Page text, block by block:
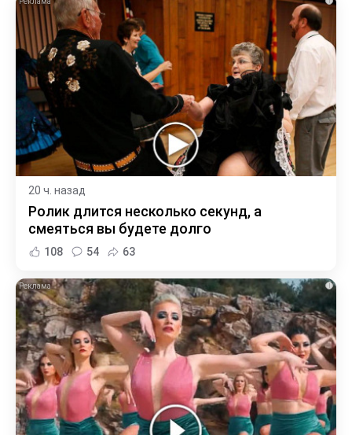
20 ч. назад
Ролик длится несколько секунд, а
смеяться вы будете долго
108 54 63
i